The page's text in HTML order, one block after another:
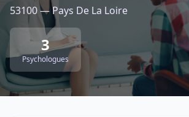
53100 — Pays De La Loire
3
Psychologues